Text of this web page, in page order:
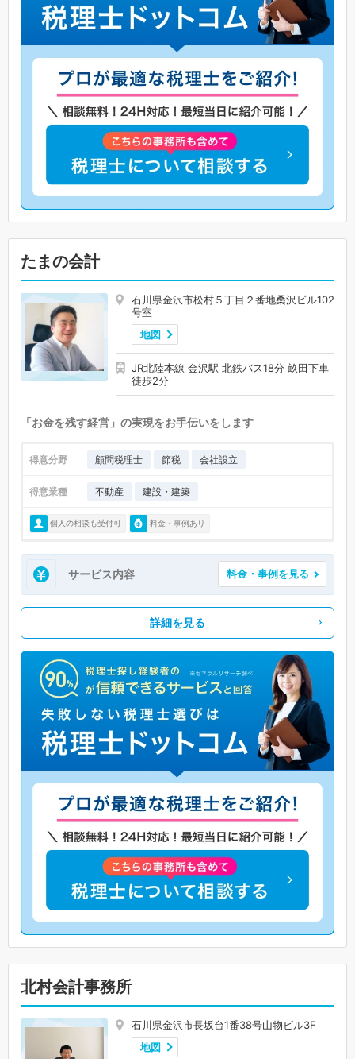
たまの会計
石川県金沢市松村５丁目２番地桑沢ビル102
号室
地図
JR北陸本線 金沢駅 北鉄バス18分 畝田下車
徒歩2分
「お金を残す経営」の実現をお手伝いをします
得意分野 顧問税理士 節税 会社設立
得意業種 不動産 建設・建築
個人の相談も受付可 料金・事例あり
サービス内容 料金・事例を見る
詳細を見る
北村会計事務所
石川県金沢市長坂台1番38号山物ビル3F
地図